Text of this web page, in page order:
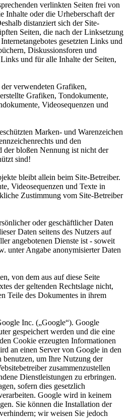
verlinkten Seiten frei von
Inhalte oder die Urheberschaft der
distanziert sich der Site-
Seiten, die nach der Linksetzung
gesetzten Links und
Diskussionsforen und
und für alle Inhalte der Seiten,
verwendeten Grafiken,
Grafiken, Tondokumente,
Videosequenzen und
Marken- und Warenzeichen
und den
der bloßen Nennung ist nicht der
sind!
bleibt allein beim Site-Betreiber.
Videosequenzen und Texte in
Zustimmung vom Site-Betreiber
oder geschäftlicher Daten
Daten seitens des Nutzers auf
angebotenen Dienste ist - soweit
unter Angabe anonymisierter Daten
von dem aus auf diese Seite
der geltenden Rechtslage nicht,
Teile des Dokumentes in ihrem
Inc. („Google“). Google
gespeichert werden und die eine
Cookie erzeugten Informationen
an einen Server von Google in den
um Ihre Nutzung der
zusammenzustellen
Dienstleistungen zu erbringen.
sofern dies gesetzlich
Google wird in keinem
Sie können die Installation der
wir weisen Sie jedoch